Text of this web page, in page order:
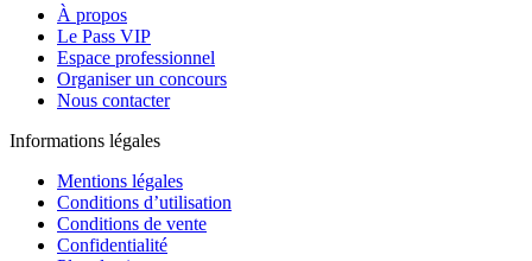
À propos
Le Pass VIP
Espace professionnel
Organiser un concours
Nous contacter
Informations légales
Mentions légales
Conditions d’utilisation
Conditions de vente
Confidentialité